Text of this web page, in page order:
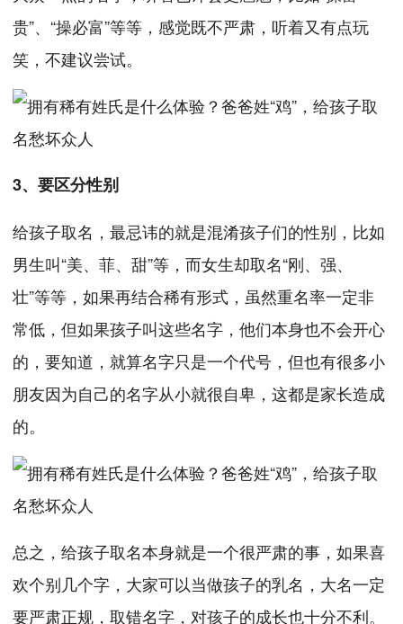
贵”、“操必富”等等，感觉既不严肃，听着又有点玩
笑，不建议尝试。
3、要区分性别
给孩子取名，最忌讳的就是混淆孩子们的性别，比如
男生叫“美、菲、甜”等，而女生却取名“刚、强、
壮”等等，如果再结合稀有形式，虽然重名率一定非
常低，但如果孩子叫这些名字，他们本身也不会开心
的，要知道，就算名字只是一个代号，但也有很多小
朋友因为自己的名字从小就很自卑，这都是家长造成
的。
总之，给孩子取名本身就是一个很严肃的事，如果喜
欢个别几个字，大家可以当做孩子的乳名，大名一定
要严肃正规，取错名字，对孩子的成长也十分不利。